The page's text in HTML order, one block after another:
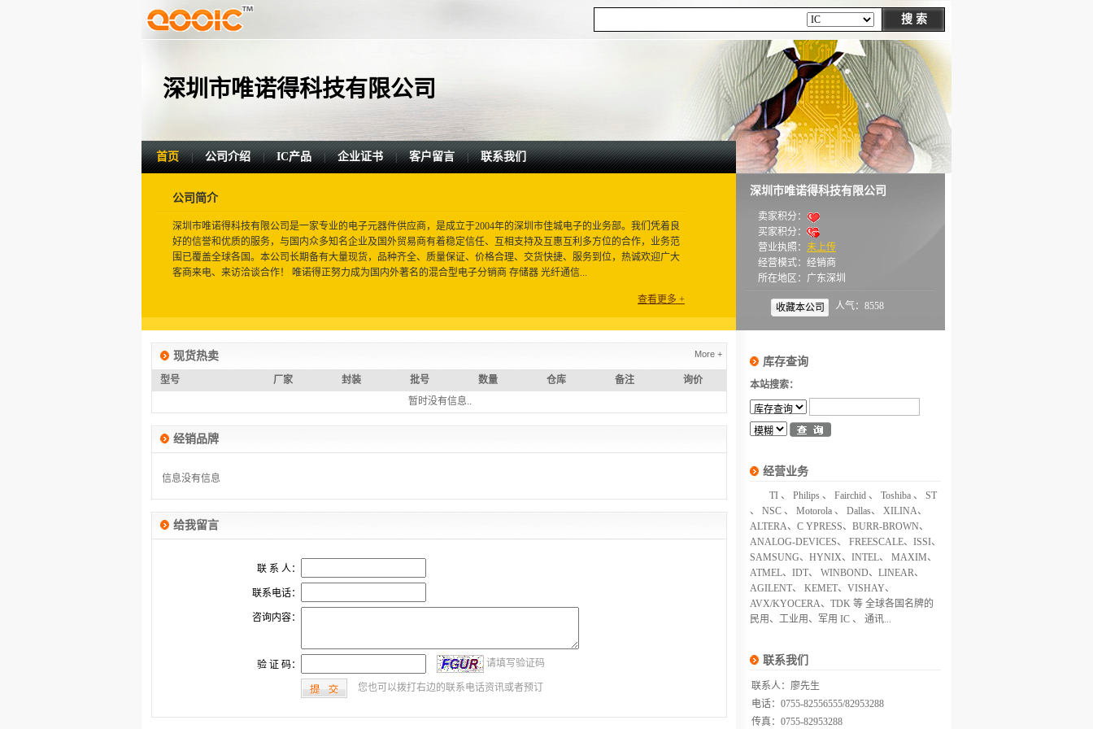
深圳市唯诺得科技有限公司
首页 | 公司介绍 | IC产品 | 企业证书 | 客户留言 | 联系我们
公司简介
深圳市唯诺得科技有限公司是一家专业的电子元器件供应商，是成立于2004年的深圳市佳城电子的业务部。我们凭着良
好的信誉和优质的服务，与国内众多知名企业及国外贸易商有着稳定信任、互相支持及互惠互利多方位的合作，业务范
围已覆盖全球各国。本公司长期备有大量现货，品种齐全、质量保证、价格合理、交货快捷、服务到位，热诚欢迎广大
客商来电、来访洽谈合作！ 唯诺得正努力成为国内外著名的混合型电子分销商 存储器 光纤通信...
查看更多 +
现货热卖 More +
型号 厂家 封装 批号 数量 仓库 备注
询价
暂时没有信息..
经销品牌
没有信息没有信息
给我留言
联 系 人：
联系电话：
咨询内容：
验 证 码： 请填写验证码
您也可以拨打右边的联系电话资讯或者预订
深圳市唯诺得科技有限公司
卖家积分：
买家积分：
营业执照： 未上传
经营模式：经销商
所在地区：广东深圳
收藏本公司 人气：8558
库存查询
本站搜索：
经营业务
TI 、 Philips 、 Fairchid 、 Toshiba 、 ST
、 NSC 、 Motorola 、 Dallas、 XILINA、
ALTERA、C YPRESS、BURR-BROWN、
ANALOG-DEVICES、 FREESCALE、ISSI、
SAMSUNG、HYNIX、INTEL、 MAXIM、
ATMEL、IDT、 WINBOND、LINEAR、
AGILENT、 KEMET、VISHAY、
AVX/KYOCERA、TDK 等 全球各国名牌的
民用、工业用、军用 IC 、 通讯...
联系我们
联系人：廖先生
电话：0755-82556555/82953288
传真：0755-82953288